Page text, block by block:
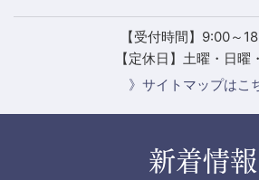
【受付時間】9:00～
【定休日】土曜・日曜
》サイトマップはこ
新着情報